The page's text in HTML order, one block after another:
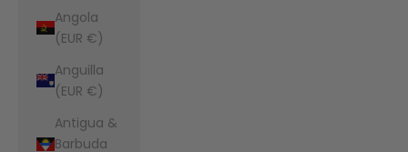
Angola
(EUR €)
Anguilla
(EUR €)
Antigua &
Barbuda